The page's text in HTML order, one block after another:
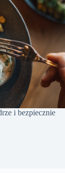
i bezpiecznie